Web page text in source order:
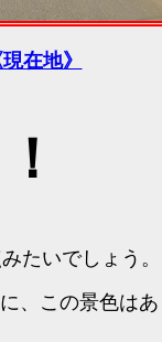
現在地》
たいでしょう。
、この景色はあ